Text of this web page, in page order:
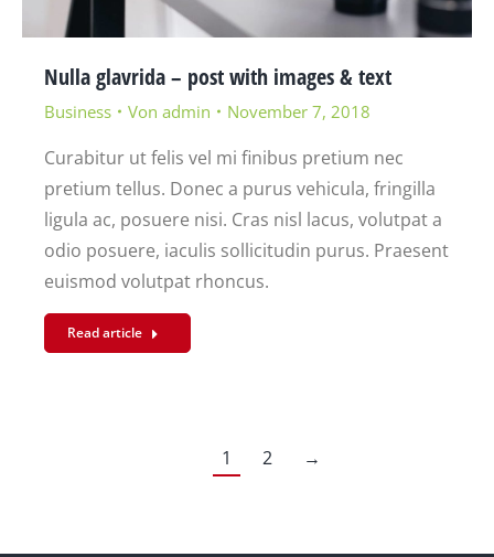
Nulla glavrida – post with images & text
Business Von admin November 7, 2018
Curabitur ut felis vel mi finibus pretium nec
pretium tellus. Donec a purus vehicula, fringilla
ligula ac, posuere nisi. Cras nisl lacus, volutpat a
odio posuere, iaculis sollicitudin purus. Praesent
euismod volutpat rhoncus.
Read article
1 2 →